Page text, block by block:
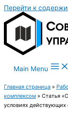
Перейти к
Main Menu
Главная страница »
комплексом » Статья
условиях действующих